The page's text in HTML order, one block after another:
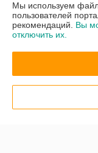
Доставка и оплата
График работы
Мы используем
пользователей
рекомендаций. Вы
отключить их.